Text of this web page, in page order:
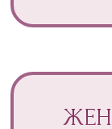
РАССЧИТАНА НА